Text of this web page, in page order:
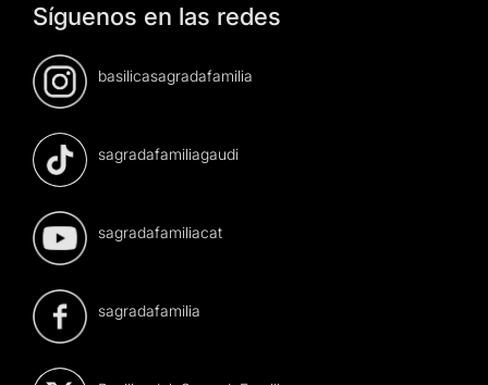
Síguenos en las redes
basilicasagradafamilia
sagradafamiliagaudi
sagradafamiliacat
sagradafamilia